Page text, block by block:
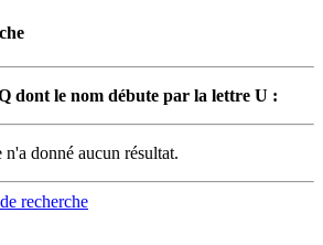
dont le nom débute par la lettre U :
donné aucun résultat.
recherche